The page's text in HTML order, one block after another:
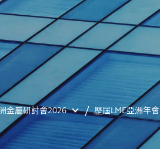
金屬研討會2026 歷屆LME亞洲年會